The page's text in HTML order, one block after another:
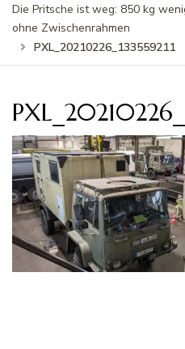
Die Pritsche ist weg: 850 kg
ohne Zwischenrahmen
PXL_20210226_133559211